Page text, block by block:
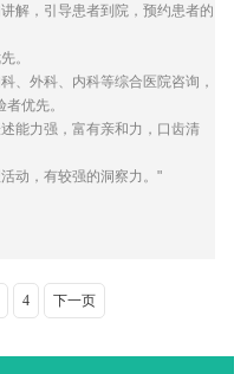
解，引导患者到院，预约患者的
。
、外科、内科等综合医院咨询，
优先。
能力强，富有亲和力，口齿清
动，有较强的洞察力。"
4 下一页